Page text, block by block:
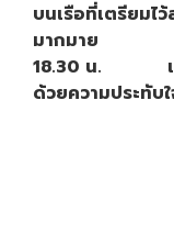
บนเรือที่เตรียมไ
มากมาย
18.30 น. เรือ
ด้วยความประทับ